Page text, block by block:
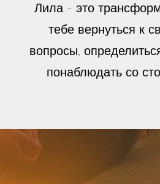
Лила - это
тебе вернуться к
вопросы,
понаблюдать со